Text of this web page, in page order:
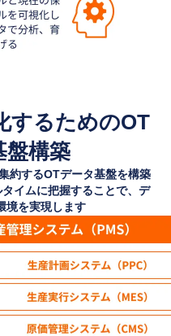
するためのOT
盤構築
約するOTデータ基盤を構築
イムに把握することで、デ
境を実現します